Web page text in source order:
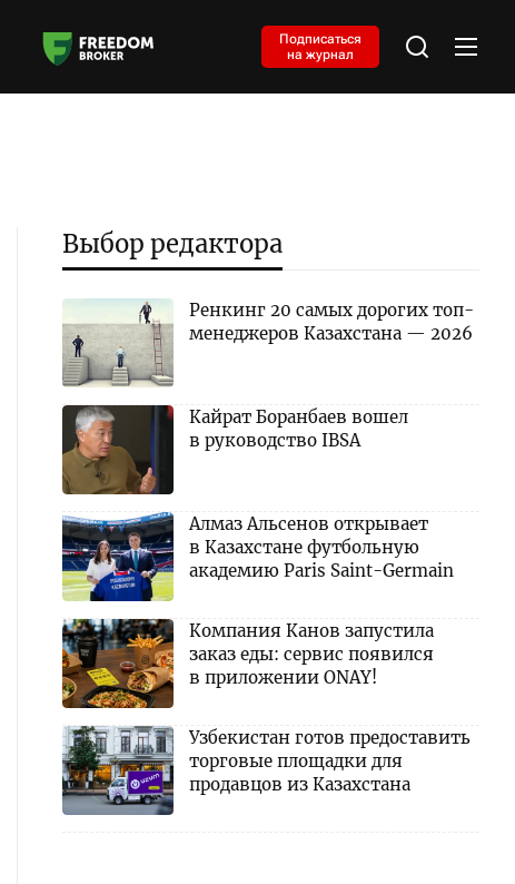
Подписаться
на журнал
Выбор редактора
Ренкинг 20 самых дорогих топ-
менеджеров Казахстана — 2026
Кайрат Боранбаев вошел
в руководство IBSA
Алмаз Альсенов открывает
в Казахстане футбольную
академию Paris Saint-Germain
Компания Канов запустила
заказ еды: сервис появился
в приложении ONAY!
Узбекистан готов предоставить
торговые площадки для
продавцов из Казахстана